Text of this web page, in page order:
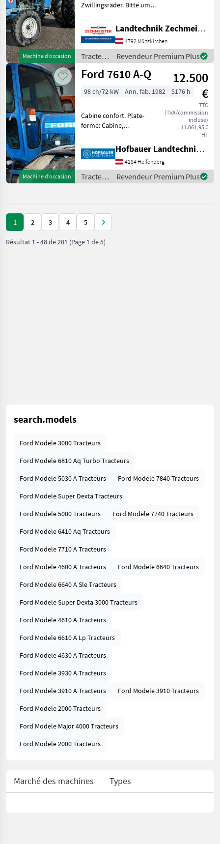
Machine d’occasion
Zwillingsräder. Bitte um
Zylinder Tracteurs
Tracteurs agricoles
Landtechnik Zechmeister GmbH & Co KG
4792 Münzkirchen
Tracteurs
/ Ford
Revendeur Premium Plus
Machine d’occasion
Ford 7610 A-Q
12.500
€
TTC
(TVA/commission
incluse)
11.061,95 €
HT
98 ch/72 kW Ann. fab. 1982 5176 h
Cabine confort. Plate-
forme: Cabine,
Entraînement: Toutes roues
motrices, : Transmission
PowerShift Tracteurs
Tracteurs agricoles
Hofbauer Landtechnik GmbH
4184 Helfenberg
Tracteurs
/ Ford
Revendeur Premium Plus
1 2 3 4 5
Résultat 1-48de201 (Page 1 de 5)
search.models
Ford Modele 3000 Tracteurs
Ford Modele 6810 Aq Turbo Tracteurs
Ford Modele 5030 A Tracteurs
Ford Modele 7840 Tracteurs
Ford Modele Super Dexta Tracteurs
Ford Modele 5000 Tracteurs
Ford Modele 7740 Tracteurs
Ford Modele 6410 Aq Tracteurs
Ford Modele 7710 A Tracteurs
Ford Modele 4600 A Tracteurs
Ford Modele 6640 Tracteurs
Ford Modele 6640 A Sle Tracteurs
Ford Modele Super Dexta 3000 Tracteurs
Ford Modele 4610 A Tracteurs
Ford Modele 6610 A Lp Tracteurs
Ford Modele 4630 A Tracteurs
Ford Modele 3930 A Tracteurs
Ford Modele 3910 A Tracteurs
Ford Modele 3910 Tracteurs
Ford Modele 2000 Tracteurs
Ford Modele Major 4000 Tracteurs
Ford Modele 2000 Tracteurs
Marché des machines Types